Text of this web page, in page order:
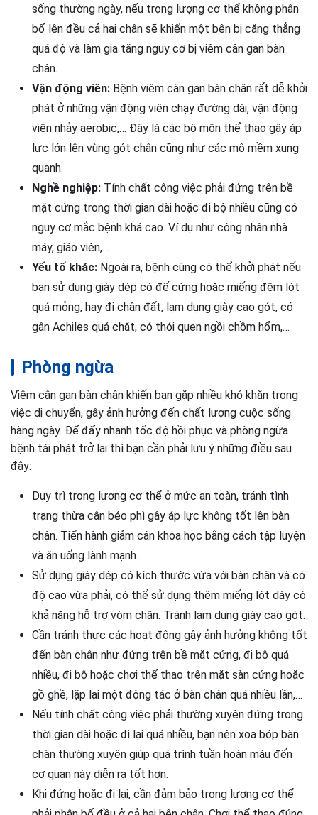
sống thường ngày, nếu trọng lượng cơ thể không phân
bổ lên đều cả hai chân sẽ khiến một bên bị căng thẳng
quá độ và làm gia tăng nguy cơ bị viêm cân gan bàn
chân.
Vận động viên: Bệnh viêm cân gan bàn chân rất dễ khởi
phát ở những vận động viên chạy đường dài, vận động
viên nhảy aerobic,… Đây là các bộ môn thể thao gây áp
lực lớn lên vùng gót chân cũng như các mô mềm xung
quanh.
Nghề nghiệp: Tính chất công việc phải đứng trên bề
mặt cứng trong thời gian dài hoặc đi bộ nhiều cũng có
nguy cơ mắc bệnh khá cao. Ví dụ như công nhân nhà
máy, giáo viên,…
Yếu tố khác: Ngoài ra, bệnh cũng có thể khởi phát nếu
bạn sử dụng giày dép có đế cứng hoặc miếng đệm lót
quá mỏng, hay đi chân đất, lạm dụng giày cao gót, có
gân Achiles quá chặt, có thói quen ngồi chồm hổm,…
Phòng ngừa
Viêm cân gan bàn chân khiến bạn gặp nhiều khó khăn trong
việc di chuyển, gây ảnh hưởng đến chất lượng cuộc sống
hàng ngày. Để đẩy nhanh tốc độ hồi phục và phòng ngừa
bệnh tái phát trở lại thì bạn cần phải lưu ý những điều sau
đây:
Duy trì trọng lượng cơ thể ở mức an toàn, tránh tình
trạng thừa cân béo phì gây áp lực không tốt lên bàn
chân. Tiến hành giảm cân khoa học bằng cách tập luyện
và ăn uống lành mạnh.
Sử dụng giày dép có kích thước vừa với bàn chân và có
độ cao vừa phải, có thể sử dụng thêm miếng lót dày có
khả năng hỗ trợ vòm chân. Tránh lạm dụng giày cao gót.
Cần tránh thực các hoạt động gây ảnh hưởng không tốt
đến bàn chân như đứng trên bề mặt cứng, đi bộ quá
nhiều, đi bộ hoặc chơi thể thao trên mặt sàn cứng hoặc
gồ ghề, lặp lại một động tác ở bàn chân quá nhiều lần,…
Nếu tính chất công việc phải thường xuyên đứng trong
thời gian dài hoặc đi lại quá nhiều, bạn nên xoa bóp bàn
chân thường xuyên giúp quá trình tuần hoàn máu đến
cơ quan này diễn ra tốt hơn.
Khi đứng hoặc đi lại, cần đảm bảo trọng lượng cơ thể